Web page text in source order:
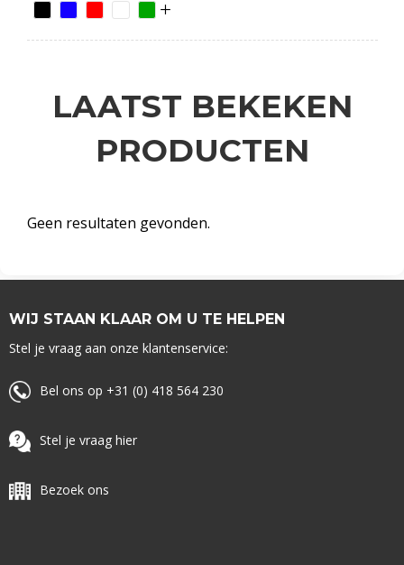
LAATST BEKEKEN
PRODUCTEN
Geen resultaten gevonden.
WIJ STAAN KLAAR OM U TE HELPEN
Stel je vraag aan onze klantenservice:
Bel ons op +31 (0) 418 564 230
Stel je vraag hier
Bezoek ons